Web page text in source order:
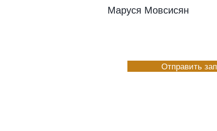
Маруся Мовсисян
Отправить